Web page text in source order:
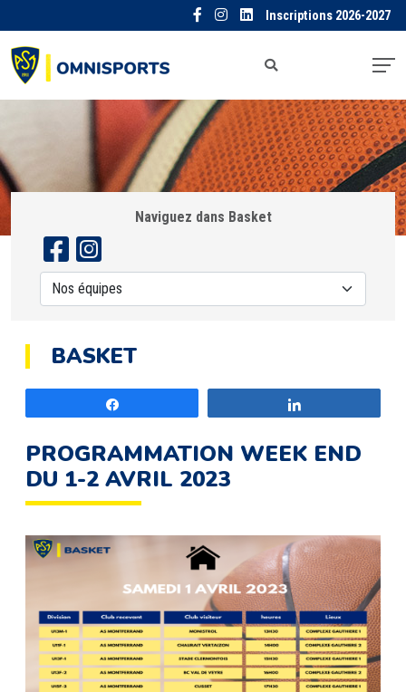
Inscriptions 2026-2027
Naviguez dans Basket
BASKET
PROGRAMMATION WEEK END
DU 1-2 AVRIL 2023